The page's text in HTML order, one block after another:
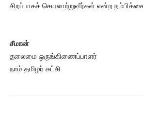
சிறப்பாகச் செயலாற்றுவீர்கள் என்ற
சீமான்
தலைமை ஒருங்கிணைப்பாளர்
நாம் தமிழர் கட்சி